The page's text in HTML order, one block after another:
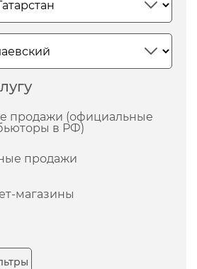
продажи (официальные
в РФ)
продажи
магазины